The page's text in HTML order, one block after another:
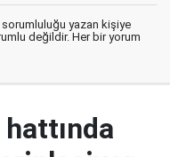
sorumluluğu yazan kişiye
değildir. Her bir yorum